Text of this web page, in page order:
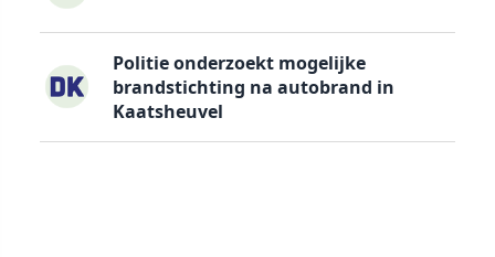
Politie onderzoekt mogelijke
brandstichting na autobrand in
Kaatsheuvel